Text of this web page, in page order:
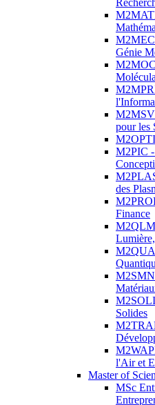
Génie
pour les
M2PIC
des
Finance
Solides
l'Air et
Master of
MSc